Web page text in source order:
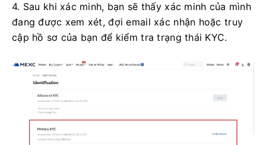
4. Sau khi xác minh, bạn sẽ thấy xác minh của mình
đang được xem xét, đợi email xác nhận hoặc truy
cập hồ sơ của bạn để kiểm tra trạng thái KYC.